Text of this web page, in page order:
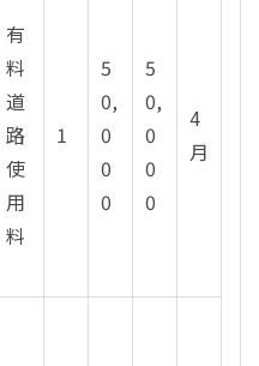
有
料
道
路
使
用
料
1
5
0,
0
0
0
5
0,
0
0
0
4
月